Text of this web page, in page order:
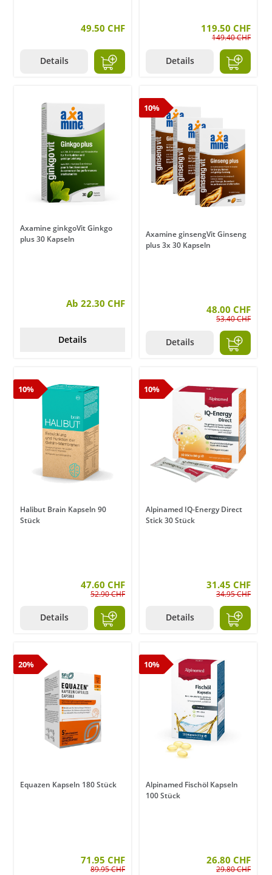
49.50 CHF
Details
119.50 CHF
149.40 CHF
Details
Axamine ginkgoVit Ginkgo
plus 30 Kapseln
Ab 22.30 CHF
Details
10%
Axamine ginsengVit Ginseng
plus 3x 30 Kapseln
48.00 CHF
53.40 CHF
Details
10%
Halibut Brain Kapseln 90
Stück
47.60 CHF
52.90 CHF
Details
10%
Alpinamed IQ-Energy Direct
Stick 30 Stück
31.45 CHF
34.95 CHF
Details
20%
Equazen Kapseln 180 Stück
71.95 CHF
89.95 CHF
10%
Alpinamed Fischöl Kapseln
100 Stück
26.80 CHF
29.80 CHF